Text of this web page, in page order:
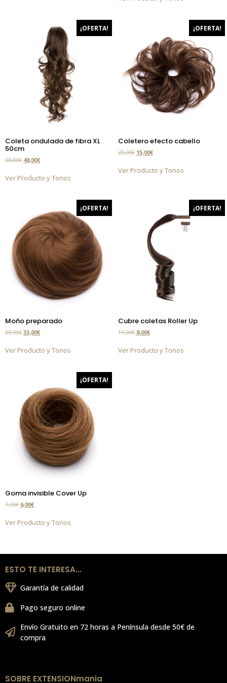
¡OFERTA!
Coleta ondulada de fibra XL
50cm
58,00€ 48,00€
Ver Producto y Tonos
¡OFERTA!
Coletero efecto cabello
20,00€ 15,00€
Ver Producto y Tonos
¡OFERTA!
Moño preparado
38,00€ 33,00€
Ver Producto y Tonos
¡OFERTA!
Cubre coletas Roller Up
11,00€ 8,00€
Ver Producto y Tonos
¡OFERTA!
Goma invisible Cover Up
7,00€ 6,00€
Ver Producto y Tonos
ESTO TE INTERESA…
Garantía de calidad
Pago seguro online
Envío Gratuito en 72 horas a Península desde 50€ de
compra
SOBRE EXTENSIONmania